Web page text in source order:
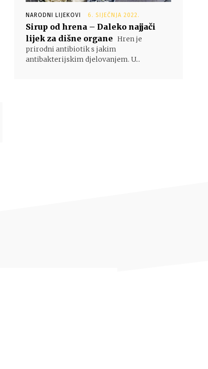
NARODNI LIJEKOVI 6. SIJEČNJA 2022.
Sirup od hrena – Daleko najjači
lijek za dišne organe Hren je
prirodni antibiotik s jakim
antibakterijskim djelovanjem. U...